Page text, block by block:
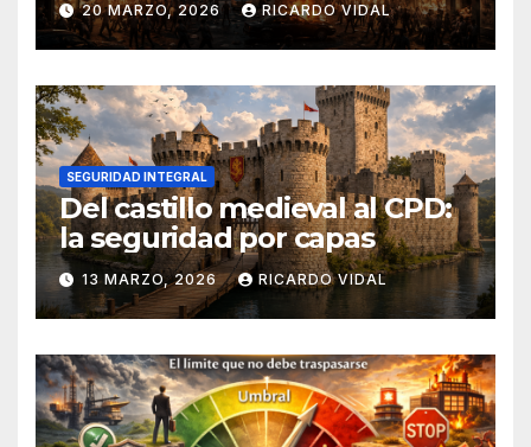
20 MARZO, 2026 RICARDO VIDAL
SEGURIDAD INTEGRAL
Del castillo medieval al CPD:
la seguridad por capas
13 MARZO, 2026 RICARDO VIDAL